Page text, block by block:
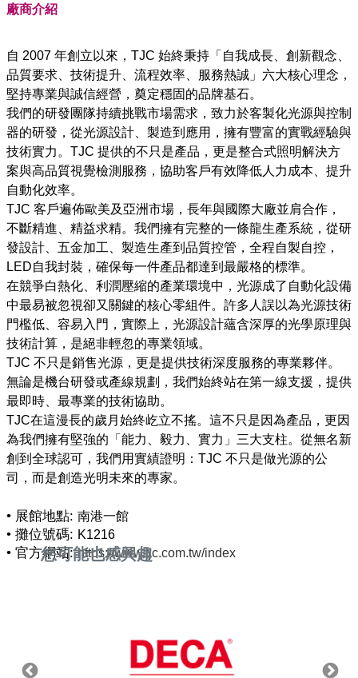
廠商介紹
自 2007 年創立以來，TJC 始終秉持「自我成長、創新觀念、
品質要求、技術提升、流程效率、服務熱誠」六大核心理念，
堅持專業與誠信經營，奠定穩固的品牌基石。
我們的研發團隊持續挑戰市場需求，致力於客製化光源與控制
器的研發，從光源設計、製造到應用，擁有豐富的實戰經驗與
技術實力。TJC 提供的不只是產品，更是整合式照明解決方
案與高品質視覺檢測服務，協助客戶有效降低人力成本、提升
自動化效率。
TJC 客戶遍佈歐美及亞洲市場，長年與國際大廠並肩合作，
不斷精進、精益求精。我們擁有完整的一條龍生產系統，從研
發設計、五金加工、製造生產到品質控管，全程自製自控，
LED自我封裝，確保每一件產品都達到最嚴格的標準。
在競爭白熱化、利潤壓縮的產業環境中，光源成了自動化設備
中最易被忽視卻又關鍵的核心零組件。許多人誤以為光源技術
門檻低、容易入門，實際上，光源設計蘊含深厚的光學原理與
技術計算，是絕非輕忽的專業領域。
TJC 不只是銷售光源，更是提供技術深度服務的專業夥伴。
無論是機台研發或產線規劃，我們始終站在第一線支援，提供
最即時、最專業的技術協助。
TJC在這漫長的歲月始終屹立不搖。這不只是因為產品，更因
為我們擁有堅強的「能力、毅力、實力」三大支柱。從無名新
創到全球認可，我們用實績證明：TJC 不只是做光源的公
司，而是創造光明未來的專家。
• 展館地點: 南港一館
• 攤位號碼: K1216
• 官方網站:https://www.tjc.com.tw/index
您可能也感興趣